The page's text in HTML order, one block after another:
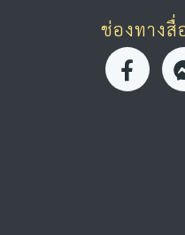
ช่องทางสื่